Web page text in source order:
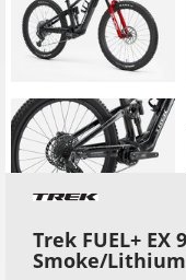
Trek FUEL+ EX
Smoke/